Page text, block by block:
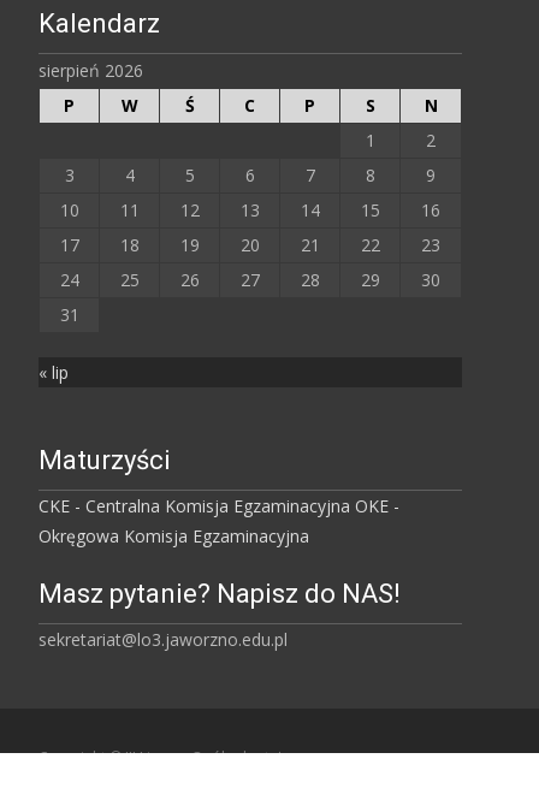
Kalendarz
sierpień 2026
P
W Ś C P S
N
1
2
3
4 5 6 7 8
9
10
11 12 13 14 15
16
17
18 19 20 21 22
23
24
25 26 27 28 29
30
31
« lip
Maturzyści
CKE - Centralna Komisja Egzaminacyjna OKE -
Okręgowa Komisja Egzaminacyjna
Masz pytanie? Napisz do NAS!
sekretariat@lo3.jaworzno.edu.pl
Copyright © III Liceum Ogólnokształcące